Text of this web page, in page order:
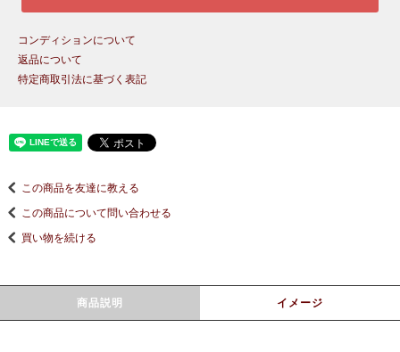
コンディションについて
返品について
特定商取引法に基づく表記
この商品を友達に教える
この商品について問い合わせる
買い物を続ける
商品説明 イメージ